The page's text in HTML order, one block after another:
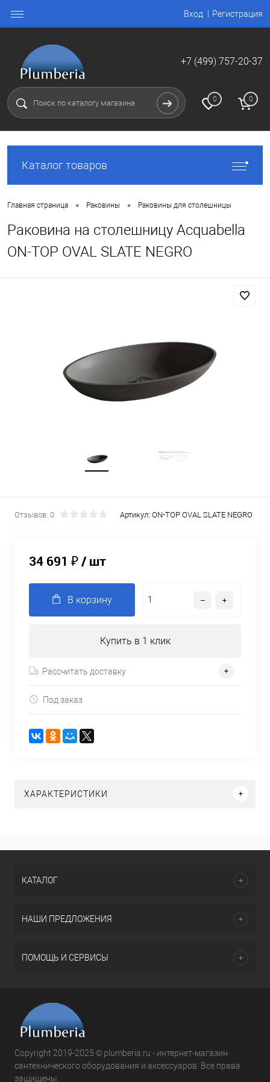
Вход Регистрация
+7 (499) 757-20-37
0 0
Каталог товаров
Главная страница • Раковины • Раковины для столешницы
Раковина на столешницу Acquabella
ON-TOP OVAL SLATE NEGRO
Отзывов: 0 Артикул: ON-TOP OVAL SLATE NEGRO
34 691 ₽/ шт
В корзину
Купить в 1 клик
Рассчитать доставку
Под заказ
ХАРАКТЕРИСТИКИ
КАТАЛОГ
НАШИ ПРЕДЛОЖЕНИЯ
ПОМОЩЬ И СЕРВИСЫ
Copyright 2019-2025 © plumberia.ru - интернет-магазин
сантехнического оборудования и аксессуаров. Все права
защищены.